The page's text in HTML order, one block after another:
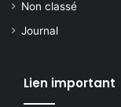
Non classé
Journal
Lien important